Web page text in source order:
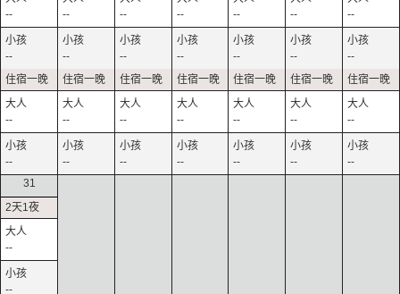
--
--
--
--
--
--
--
--
--
--
--
--
--
--
--
--
--
--
--
--
--
--
--
--
--
--
--
--
31
--
--